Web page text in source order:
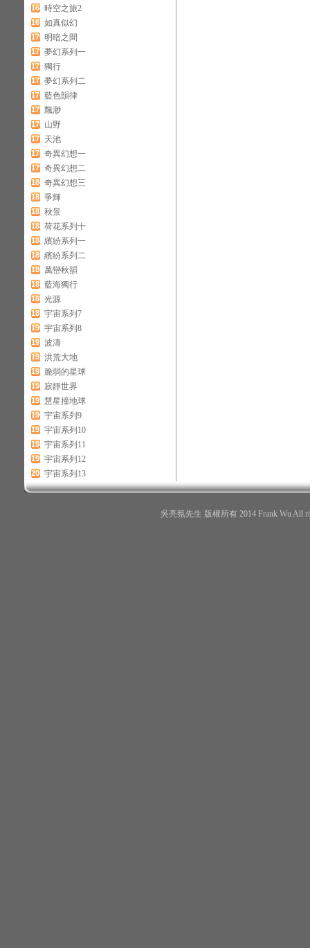
168 時空之旅2
169 如真似幻
170 明暗之間
171 夢幻系列一
172 獨行
173 夢幻系列二
174 藍色韻律
175 飄渺
176 山野
177 天池
178 奇異幻想一
179 奇異幻想二
180 奇異幻想三
181 爭輝
182 秋景
183 荷花系列十
184 繽紛系列一
185 繽紛系列二
186 萬巒秋韻
187 藍海獨行
188 光源
189 宇宙系列7
190 宇宙系列8
191 波濤
192 洪荒大地
193 脆弱的星球
194 寂靜世界
195 慧星撞地球
196 宇宙系列9
197 宇宙系列10
198 宇宙系列11
199 宇宙系列12
200 宇宙系列13
吳亮氛先生 版權所有 2014 Frank Wu All